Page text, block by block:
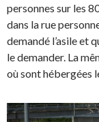
personnes sur les
dans la rue
demandé l’asile et
le demander. La
où sont hébergées